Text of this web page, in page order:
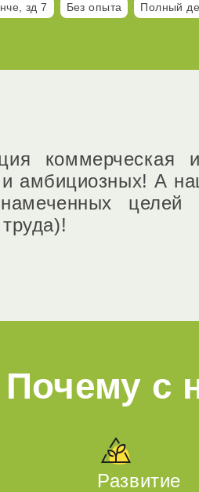
зд 7 Без опыта Полный
и амбициозных! А
целей
Почему с
Развитие